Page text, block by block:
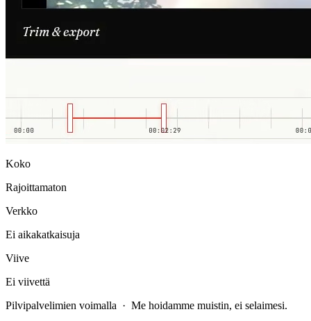
Koko
Rajoittamaton
Verkko
Ei aikakatkaisuja
Viive
Ei viivettä
Pilvipalvelimien voimalla · Me hoidamme muistin, ei selaimesi.